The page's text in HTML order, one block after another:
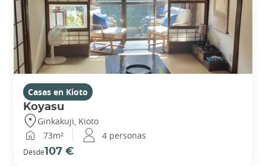
Casas en Kioto
Koyasu
Ginkakuji, Kioto
73m²
4 personas
Desde107 €